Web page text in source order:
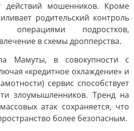
мошенников. Кроме
родительский контроль
операциями подростков,
в схемы дропперства.
Мамуты, в совокупности с
«кредитное охлаждение» и
сервис способствует
злоумышленников. Тренд на
атак сохраняется, что
более безопасным.